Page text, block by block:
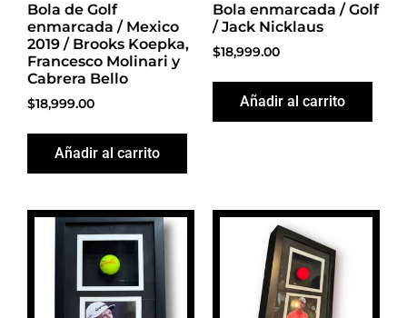
Bola de Golf
enmarcada / Mexico
2019 / Brooks Koepka,
Francesco Molinari y
Cabrera Bello
$18,999.00
Añadir al carrito
Bola enmarcada / Golf
/ Jack Nicklaus
$18,999.00
Añadir al carrito